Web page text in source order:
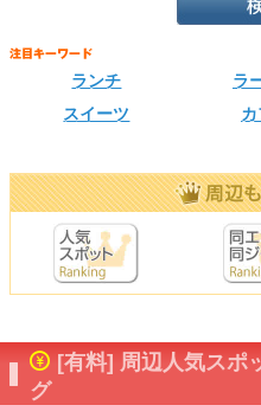
ランチ ラ
スイーツ
カ
[有料] 周辺人気スポ
グ